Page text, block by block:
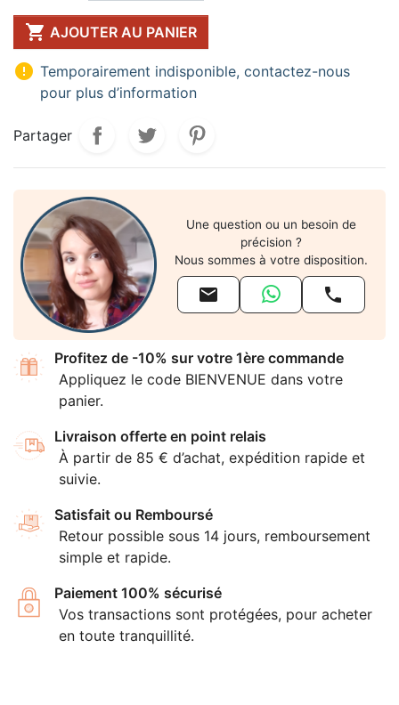
 AJOUTER AU PANIER
 Temporairement indisponible, contactez-nous
pour plus d’information
Partager
Une question ou un besoin de
précision ?
Nous sommes à votre disposition.
 
Profitez de -10% sur votre 1ère commande
Appliquez le code BIENVENUE dans votre
panier.
Livraison offerte en point relais
À partir de 85 € d’achat, expédition rapide et
suivie.
Satisfait ou Remboursé
Retour possible sous 14 jours, remboursement
simple et rapide.
Paiement 100% sécurisé
Vos transactions sont protégées, pour acheter
en toute tranquillité.